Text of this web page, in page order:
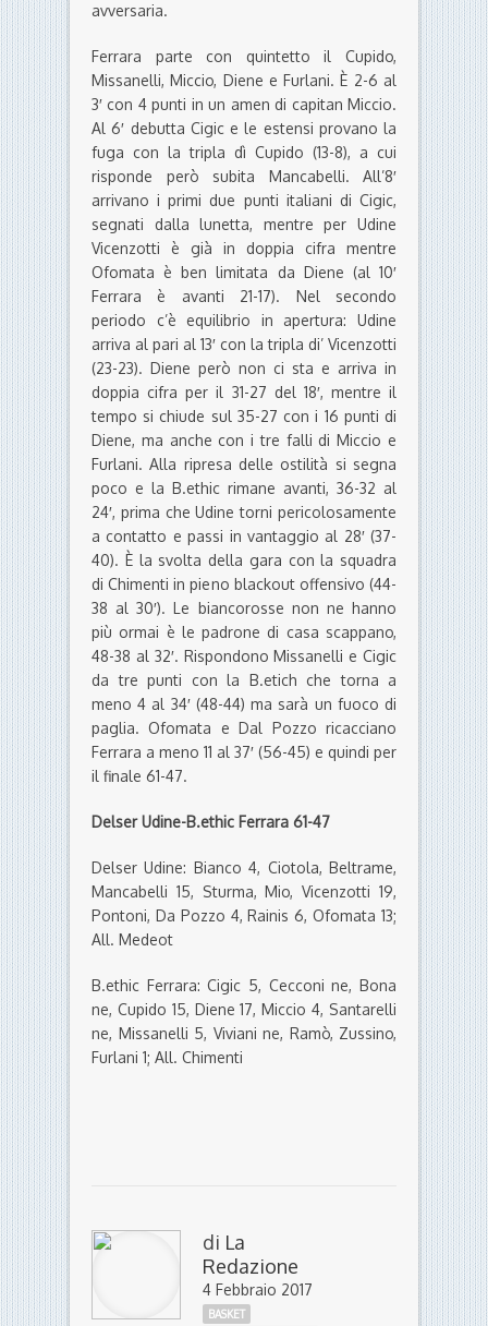
avversaria.
Ferrara parte con quintetto il Cupido,
Missanelli, Miccio, Diene e Furlani. È 2-6 al
3′ con 4 punti in un amen di capitan Miccio.
Al 6′ debutta Cigic e le estensi provano la
fuga con la tripla dì Cupido (13-8), a cui
risponde però subita Mancabelli. All’8′
arrivano i primi due punti italiani di Cigic,
segnati dalla lunetta, mentre per Udine
Vicenzotti è già in doppia cifra mentre
Ofomata è ben limitata da Diene (al 10′
Ferrara è avanti 21-17). Nel secondo
periodo c’è equilibrio in apertura: Udine
arriva al pari al 13′ con la tripla di’ Vicenzotti
(23-23). Diene però non ci sta e arriva in
doppia cifra per il 31-27 del 18′, mentre il
tempo si chiude sul 35-27 con i 16 punti di
Diene, ma anche con i tre falli di Miccio e
Furlani. Alla ripresa delle ostilità si segna
poco e la B.ethic rimane avanti, 36-32 al
24′, prima che Udine torni pericolosamente
a contatto e passi in vantaggio al 28′ (37-
40). È la svolta della gara con la squadra
di Chimenti in pieno blackout offensivo (44-
38 al 30′). Le biancorosse non ne hanno
più ormai è le padrone di casa scappano,
48-38 al 32′. Rispondono Missanelli e Cigic
da tre punti con la B.etich che torna a
meno 4 al 34′ (48-44) ma sarà un fuoco di
paglia. Ofomata e Dal Pozzo ricacciano
Ferrara a meno 11 al 37′ (56-45) e quindi per
il finale 61-47.
Delser Udine-B.ethic Ferrara 61-47
Delser Udine: Bianco 4, Ciotola, Beltrame,
Mancabelli 15, Sturma, Mio, Vicenzotti 19,
Pontoni, Da Pozzo 4, Rainis 6, Ofomata 13;
All. Medeot
B.ethic Ferrara: Cigic 5, Cecconi ne, Bona
ne, Cupido 15, Diene 17, Miccio 4, Santarelli
ne, Missanelli 5, Viviani ne, Ramò, Zussino,
Furlani 1; All. Chimenti
di La
Redazione
4 Febbraio 2017
BASKET